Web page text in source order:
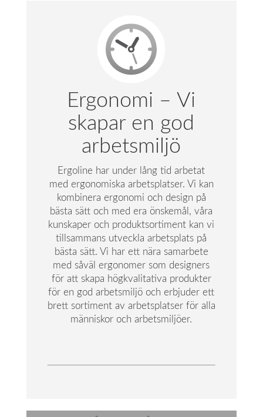
Ergonomi – Vi
skapar en god
arbetsmiljö
Ergoline har under lång tid arbetat
med ergonomiska arbetsplatser. Vi kan
kombinera ergonomi och design på
bästa sätt och med era önskemål, våra
kunskaper och produktsortiment kan vi
tillsammans utveckla arbetsplats på
bästa sätt. Vi har ett nära samarbete
med såväl ergonomer som designers
för att skapa högkvalitativa produkter
för en god arbetsmiljö och erbjuder ett
brett sortiment av arbetsplatser för alla
människor och arbetsmiljöer.